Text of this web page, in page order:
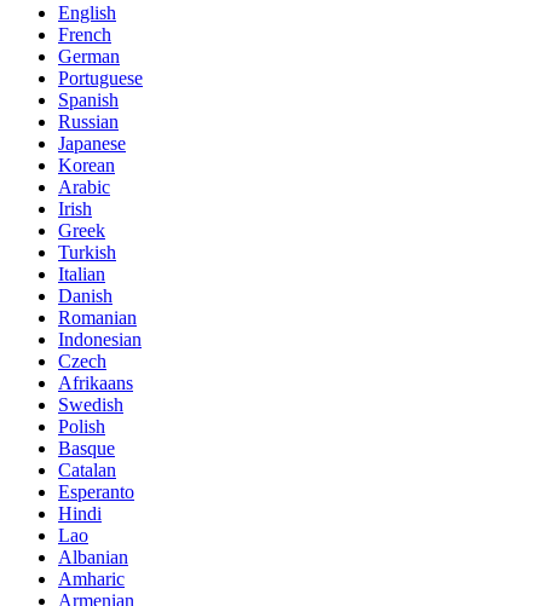
English
French
German
Portuguese
Spanish
Russian
Japanese
Korean
Arabic
Irish
Greek
Turkish
Italian
Danish
Romanian
Indonesian
Czech
Afrikaans
Swedish
Polish
Basque
Catalan
Esperanto
Hindi
Lao
Albanian
Amharic
Armenian